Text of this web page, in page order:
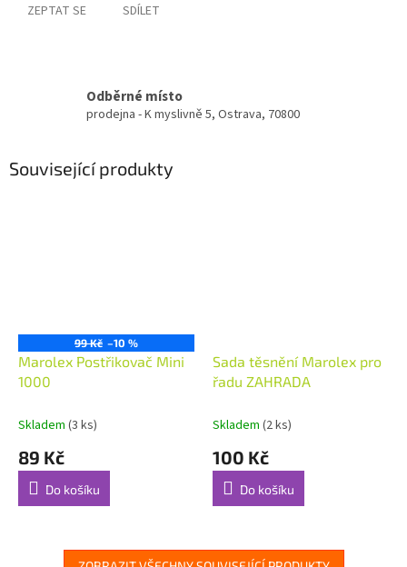
ZEPTAT SE SDÍLET
Odběrné místo
prodejna - K myslivně 5, Ostrava, 70800
Související produkty
99 Kč –10 %
Marolex Postřikovač Mini
1000
Skladem (3 ks)
89 Kč
Do košíku
Sada těsnění Marolex pro
řadu ZAHRADA
Skladem (2 ks)
100 Kč
Do košíku